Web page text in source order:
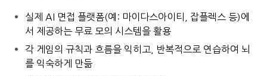
실제 AI 면접 플랫폼(예: 마이다스아이티, 잡플렉스 등)에
서 제공하는 무료 모의 시스템을 활용
각 게임의 규칙과 흐름을 익히고, 반복적으로 연습하여 뇌
를 익숙하게 만듦